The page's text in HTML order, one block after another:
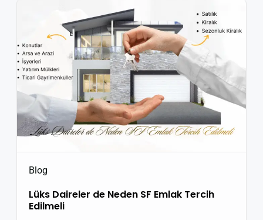
sorunsuz ve güvenli şekilde yönetebilecek
profesyonel bir destek almaktır. İşte bu noktada
profesyonel emlak danışmanlığı, doğru yatırımların
[…]
Blog
Lüks Daireler de Neden SF Emlak Tercih
Edilmeli